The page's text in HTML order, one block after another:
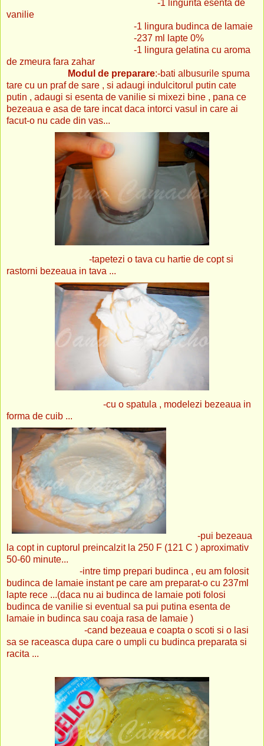
-1 lingurita esenta de
vanilie
-1 lingura budinca de lamaie
-237 ml lapte 0%
-1 lingura gelatina cu aroma
de zmeura fara zahar
Modul de preparare:-bati albusurile spuma
tare cu un praf de sare , si adaugi indulcitorul putin cate
putin , adaugi si esenta de vanilie si mixezi bine , pana ce
bezeaua e asa de tare incat daca intorci vasul in care ai
facut-o nu cade din vas...
-tapetezi o tava cu hartie de copt si
rastorni bezeaua in tava ...
-cu o spatula , modelezi bezeaua in
forma de cuib ...
-pui bezeaua
la copt in cuptorul preincalzit la 250 F (121 C ) aproximativ
50-60 minute...
-intre timp prepari budinca , eu am folosit
budinca de lamaie instant pe care am preparat-o cu 237ml
lapte rece ...(daca nu ai budinca de lamaie poti folosi
budinca de vanilie si eventual sa pui putina esenta de
lamaie in budinca sau coaja rasa de lamaie )
-cand bezeaua e coapta o scoti si o lasi
sa se raceasca dupa care o umpli cu budinca preparata si
racita ...